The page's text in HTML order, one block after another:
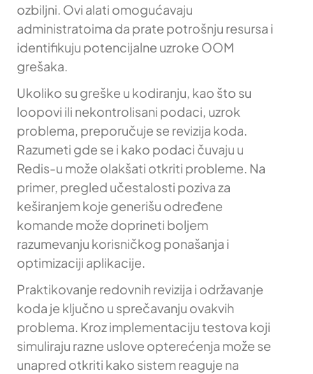
ozbiljni. Ovi alati omogućavaju
administratoima da prate potrošnju resursa i
identifikuju potencijalne uzroke OOM
grešaka.
Ukoliko su greške u kodiranju, kao što su
loopovi ili nekontrolisani podaci, uzrok
problema, preporučuje se revizija koda.
Razumeti gde se i kako podaci čuvaju u
Redis-u može olakšati otkriti probleme. Na
primer, pregled učestalosti poziva za
keširanjem koje generišu određene
komande može doprineti boljem
razumevanju korisničkog ponašanja i
optimizaciji aplikacije.
Praktikovanje redovnih revizija i održavanje
koda je ključno u sprečavanju ovakvih
problema. Kroz implementaciju testova koji
simuliraju razne uslove opterećenja može se
unapred otkriti kako sistem reaguje na